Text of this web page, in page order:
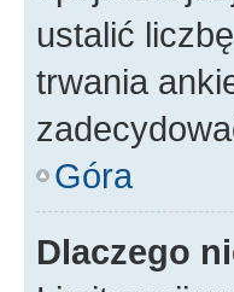
ustalić
trwania
Góra
Dlaczego